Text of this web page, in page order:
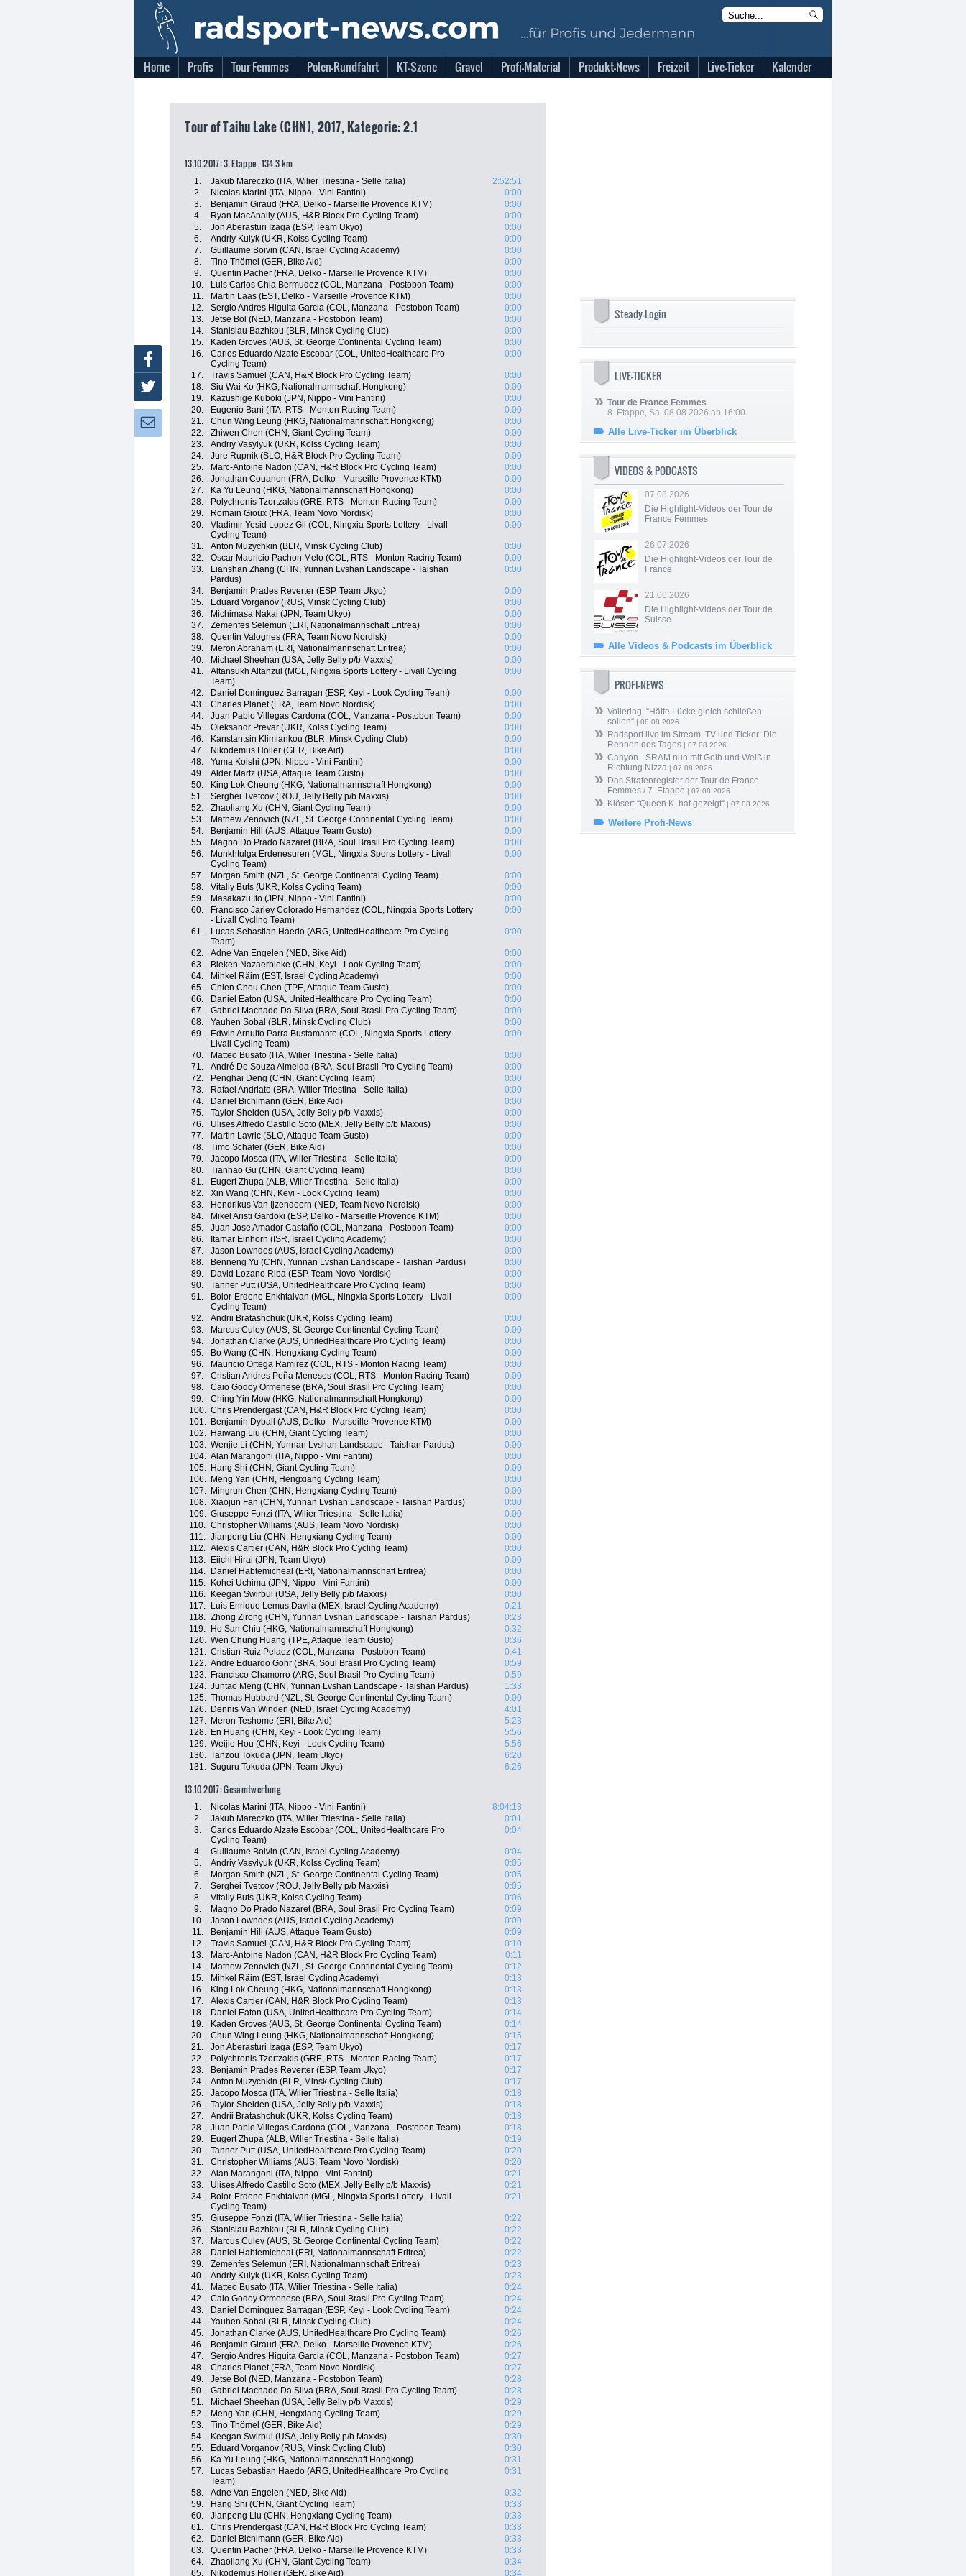
Home Profis Tour Femmes Polen-Rundfahrt KT-Szene Gravel Profi-Material Produkt-News Freizeit Live-Ticker Kalender
Tour of Taihu Lake (CHN), 2017, Kategorie: 2.1
13.10.2017: 3. Etappe , 134.3 km
1. Jakub Mareczko (ITA, Wilier Triestina - Selle Italia)
2:52:51
2.
Nicolas Marini (ITA, Nippo - Vini Fantini)
0:00
3.
Benjamin Giraud (FRA, Delko - Marseille Provence KTM)
0:00
4.
Ryan MacAnally (AUS, H&R Block Pro Cycling Team)
0:00
5.
Jon Aberasturi Izaga (ESP, Team Ukyo)
0:00
6.
Andriy Kulyk (UKR, Kolss Cycling Team)
0:00
7.
Guillaume Boivin (CAN, Israel Cycling Academy)
0:00
8.
Tino Thömel (GER, Bike Aid)
0:00
9.
Quentin Pacher (FRA, Delko - Marseille Provence KTM)
0:00
10.
Luis Carlos Chia Bermudez (COL, Manzana - Postobon Team)
0:00
11.
Martin Laas (EST, Delko - Marseille Provence KTM)
0:00
12.
Sergio Andres Higuita Garcia (COL, Manzana - Postobon Team)
0:00
13.
Jetse Bol (NED, Manzana - Postobon Team)
0:00
14.
Stanislau Bazhkou (BLR, Minsk Cycling Club)
0:00
15.
Kaden Groves (AUS, St. George Continental Cycling Team)
0:00
16.
Carlos Eduardo Alzate Escobar (COL, UnitedHealthcare Pro
Cycling Team)
0:00
17. Travis Samuel (CAN, H&R Block Pro Cycling Team)
0:00
18.
Siu Wai Ko (HKG, Nationalmannschaft Hongkong)
0:00
19.
Kazushige Kuboki (JPN, Nippo - Vini Fantini)
0:00
20.
Eugenio Bani (ITA, RTS - Monton Racing Team)
0:00
21.
Chun Wing Leung (HKG, Nationalmannschaft Hongkong)
0:00
22.
Zhiwen Chen (CHN, Giant Cycling Team)
0:00
23.
Andriy Vasylyuk (UKR, Kolss Cycling Team)
0:00
24.
Jure Rupnik (SLO, H&R Block Pro Cycling Team)
0:00
25.
Marc-Antoine Nadon (CAN, H&R Block Pro Cycling Team)
0:00
26.
Jonathan Couanon (FRA, Delko - Marseille Provence KTM)
0:00
27.
Ka Yu Leung (HKG, Nationalmannschaft Hongkong)
0:00
28.
Polychronis Tzortzakis (GRE, RTS - Monton Racing Team)
0:00
29.
Romain Gioux (FRA, Team Novo Nordisk)
0:00
30.
Vladimir Yesid Lopez Gil (COL, Ningxia Sports Lottery - Livall
Cycling Team)
0:00
31. Anton Muzychkin (BLR, Minsk Cycling Club)
0:00
32.
Oscar Mauricio Pachon Melo (COL, RTS - Monton Racing Team)
0:00
33.
Lianshan Zhang (CHN, Yunnan Lvshan Landscape - Taishan
Pardus)
0:00
34. Benjamin Prades Reverter (ESP, Team Ukyo)
0:00
35.
Eduard Vorganov (RUS, Minsk Cycling Club)
0:00
36.
Michimasa Nakai (JPN, Team Ukyo)
0:00
37.
Zemenfes Selemun (ERI, Nationalmannschaft Eritrea)
0:00
38.
Quentin Valognes (FRA, Team Novo Nordisk)
0:00
39.
Meron Abraham (ERI, Nationalmannschaft Eritrea)
0:00
40.
Michael Sheehan (USA, Jelly Belly p/b Maxxis)
0:00
41.
Altansukh Altanzul (MGL, Ningxia Sports Lottery - Livall Cycling
Team)
0:00
42. Daniel Dominguez Barragan (ESP, Keyi - Look Cycling Team)
0:00
43.
Charles Planet (FRA, Team Novo Nordisk)
0:00
44.
Juan Pablo Villegas Cardona (COL, Manzana - Postobon Team)
0:00
45.
Oleksandr Prevar (UKR, Kolss Cycling Team)
0:00
46.
Kanstantsin Klimiankou (BLR, Minsk Cycling Club)
0:00
47.
Nikodemus Holler (GER, Bike Aid)
0:00
48.
Yuma Koishi (JPN, Nippo - Vini Fantini)
0:00
49.
Alder Martz (USA, Attaque Team Gusto)
0:00
50.
King Lok Cheung (HKG, Nationalmannschaft Hongkong)
0:00
51.
Serghei Tvetcov (ROU, Jelly Belly p/b Maxxis)
0:00
52.
Zhaoliang Xu (CHN, Giant Cycling Team)
0:00
53.
Mathew Zenovich (NZL, St. George Continental Cycling Team)
0:00
54.
Benjamin Hill (AUS, Attaque Team Gusto)
0:00
55.
Magno Do Prado Nazaret (BRA, Soul Brasil Pro Cycling Team)
0:00
56.
Munkhtulga Erdenesuren (MGL, Ningxia Sports Lottery - Livall
Cycling Team)
0:00
57. Morgan Smith (NZL, St. George Continental Cycling Team)
0:00
58.
Vitaliy Buts (UKR, Kolss Cycling Team)
0:00
59.
Masakazu Ito (JPN, Nippo - Vini Fantini)
0:00
60.
Francisco Jarley Colorado Hernandez (COL, Ningxia Sports Lottery
- Livall Cycling Team)
0:00
61.
Lucas Sebastian Haedo (ARG, UnitedHealthcare Pro Cycling
Team)
0:00
62. Adne Van Engelen (NED, Bike Aid)
0:00
63.
Bieken Nazaerbieke (CHN, Keyi - Look Cycling Team)
0:00
64.
Mihkel Räim (EST, Israel Cycling Academy)
0:00
65.
Chien Chou Chen (TPE, Attaque Team Gusto)
0:00
66.
Daniel Eaton (USA, UnitedHealthcare Pro Cycling Team)
0:00
67.
Gabriel Machado Da Silva (BRA, Soul Brasil Pro Cycling Team)
0:00
68.
Yauhen Sobal (BLR, Minsk Cycling Club)
0:00
69.
Edwin Arnulfo Parra Bustamante (COL, Ningxia Sports Lottery -
Livall Cycling Team)
0:00
70. Matteo Busato (ITA, Wilier Triestina - Selle Italia)
0:00
71.
André De Souza Almeida (BRA, Soul Brasil Pro Cycling Team)
0:00
72.
Penghai Deng (CHN, Giant Cycling Team)
0:00
73.
Rafael Andriato (BRA, Wilier Triestina - Selle Italia)
0:00
74.
Daniel Bichlmann (GER, Bike Aid)
0:00
75.
Taylor Shelden (USA, Jelly Belly p/b Maxxis)
0:00
76.
Ulises Alfredo Castillo Soto (MEX, Jelly Belly p/b Maxxis)
0:00
77.
Martin Lavric (SLO, Attaque Team Gusto)
0:00
78.
Timo Schäfer (GER, Bike Aid)
0:00
79.
Jacopo Mosca (ITA, Wilier Triestina - Selle Italia)
0:00
80.
Tianhao Gu (CHN, Giant Cycling Team)
0:00
81.
Eugert Zhupa (ALB, Wilier Triestina - Selle Italia)
0:00
82.
Xin Wang (CHN, Keyi - Look Cycling Team)
0:00
83.
Hendrikus Van Ijzendoorn (NED, Team Novo Nordisk)
0:00
84.
Mikel Aristi Gardoki (ESP, Delko - Marseille Provence KTM)
0:00
85.
Juan Jose Amador Castaño (COL, Manzana - Postobon Team)
0:00
86.
Itamar Einhorn (ISR, Israel Cycling Academy)
0:00
87.
Jason Lowndes (AUS, Israel Cycling Academy)
0:00
88.
Benneng Yu (CHN, Yunnan Lvshan Landscape - Taishan Pardus)
0:00
89.
David Lozano Riba (ESP, Team Novo Nordisk)
0:00
90.
Tanner Putt (USA, UnitedHealthcare Pro Cycling Team)
0:00
91.
Bolor-Erdene Enkhtaivan (MGL, Ningxia Sports Lottery - Livall
Cycling Team)
0:00
92. Andrii Bratashchuk (UKR, Kolss Cycling Team)
0:00
93.
Marcus Culey (AUS, St. George Continental Cycling Team)
0:00
94.
Jonathan Clarke (AUS, UnitedHealthcare Pro Cycling Team)
0:00
95.
Bo Wang (CHN, Hengxiang Cycling Team)
0:00
96.
Mauricio Ortega Ramirez (COL, RTS - Monton Racing Team)
0:00
97.
Cristian Andres Peña Meneses (COL, RTS - Monton Racing Team)
0:00
98.
Caio Godoy Ormenese (BRA, Soul Brasil Pro Cycling Team)
0:00
99.
Ching Yin Mow (HKG, Nationalmannschaft Hongkong)
0:00
100. Chris Prendergast (CAN, H&R Block Pro Cycling Team)
0:00
101.
Benjamin Dyball (AUS, Delko - Marseille Provence KTM)
0:00
102.
Haiwang Liu (CHN, Giant Cycling Team)
0:00
103. Wenjie Li (CHN, Yunnan Lvshan Landscape - Taishan Pardus)
0:00
104. Alan Marangoni (ITA, Nippo - Vini Fantini)
0:00
105.
Hang Shi (CHN, Giant Cycling Team)
0:00
106.
Meng Yan (CHN, Hengxiang Cycling Team)
0:00
107.
Mingrun Chen (CHN, Hengxiang Cycling Team)
0:00
108. Xiaojun Fan (CHN, Yunnan Lvshan Landscape - Taishan Pardus)
0:00
109. Giuseppe Fonzi (ITA, Wilier Triestina - Selle Italia)
0:00
110. Christopher Williams (AUS, Team Novo Nordisk)
0:00
111. Jianpeng Liu (CHN, Hengxiang Cycling Team)
0:00
112. Alexis Cartier (CAN, H&R Block Pro Cycling Team)
0:00
113.
Eiichi Hirai (JPN, Team Ukyo)
0:00
114.
Daniel Habtemicheal (ERI, Nationalmannschaft Eritrea)
0:00
115.
Kohei Uchima (JPN, Nippo - Vini Fantini)
0:00
116.
Keegan Swirbul (USA, Jelly Belly p/b Maxxis)
0:00
117.
Luis Enrique Lemus Davila (MEX, Israel Cycling Academy)
0:21
118. Zhong Zirong (CHN, Yunnan Lvshan Landscape - Taishan Pardus)
0:23
119.
Ho San Chiu (HKG, Nationalmannschaft Hongkong)
0:32
120. Wen Chung Huang (TPE, Attaque Team Gusto)
0:36
121. Cristian Ruiz Pelaez (COL, Manzana - Postobon Team)
0:41
122. Andre Eduardo Gohr (BRA, Soul Brasil Pro Cycling Team)
0:59
123.
Francisco Chamorro (ARG, Soul Brasil Pro Cycling Team)
0:59
124. Juntao Meng (CHN, Yunnan Lvshan Landscape - Taishan Pardus)
1:33
125. Thomas Hubbard (NZL, St. George Continental Cycling Team)
0:00
126.
Dennis Van Winden (NED, Israel Cycling Academy)
4:01
127.
Meron Teshome (ERI, Bike Aid)
5:23
128.
En Huang (CHN, Keyi - Look Cycling Team)
5:56
129. Weijie Hou (CHN, Keyi - Look Cycling Team)
5:56
130. Tanzou Tokuda (JPN, Team Ukyo)
6:20
131. Suguru Tokuda (JPN, Team Ukyo) 6:26
13.10.2017: Gesamtwertung
1. Nicolas Marini (ITA, Nippo - Vini Fantini)
8:04:13
2.
Jakub Mareczko (ITA, Wilier Triestina - Selle Italia)
0:01
3.
Carlos Eduardo Alzate Escobar (COL, UnitedHealthcare Pro
Cycling Team)
0:04
4. Guillaume Boivin (CAN, Israel Cycling Academy)
0:04
5.
Andriy Vasylyuk (UKR, Kolss Cycling Team)
0:05
6.
Morgan Smith (NZL, St. George Continental Cycling Team)
0:05
7.
Serghei Tvetcov (ROU, Jelly Belly p/b Maxxis)
0:05
8.
Vitaliy Buts (UKR, Kolss Cycling Team)
0:06
9.
Magno Do Prado Nazaret (BRA, Soul Brasil Pro Cycling Team)
0:09
10.
Jason Lowndes (AUS, Israel Cycling Academy)
0:09
11.
Benjamin Hill (AUS, Attaque Team Gusto)
0:09
12.
Travis Samuel (CAN, H&R Block Pro Cycling Team)
0:10
13.
Marc-Antoine Nadon (CAN, H&R Block Pro Cycling Team)
0:11
14.
Mathew Zenovich (NZL, St. George Continental Cycling Team)
0:12
15.
Mihkel Räim (EST, Israel Cycling Academy)
0:13
16.
King Lok Cheung (HKG, Nationalmannschaft Hongkong)
0:13
17.
Alexis Cartier (CAN, H&R Block Pro Cycling Team)
0:13
18.
Daniel Eaton (USA, UnitedHealthcare Pro Cycling Team)
0:14
19.
Kaden Groves (AUS, St. George Continental Cycling Team)
0:14
20.
Chun Wing Leung (HKG, Nationalmannschaft Hongkong)
0:15
21.
Jon Aberasturi Izaga (ESP, Team Ukyo)
0:17
22.
Polychronis Tzortzakis (GRE, RTS - Monton Racing Team)
0:17
23.
Benjamin Prades Reverter (ESP, Team Ukyo)
0:17
24.
Anton Muzychkin (BLR, Minsk Cycling Club)
0:17
25.
Jacopo Mosca (ITA, Wilier Triestina - Selle Italia)
0:18
26.
Taylor Shelden (USA, Jelly Belly p/b Maxxis)
0:18
27.
Andrii Bratashchuk (UKR, Kolss Cycling Team)
0:18
28.
Juan Pablo Villegas Cardona (COL, Manzana - Postobon Team)
0:18
29.
Eugert Zhupa (ALB, Wilier Triestina - Selle Italia)
0:19
30.
Tanner Putt (USA, UnitedHealthcare Pro Cycling Team)
0:20
31.
Christopher Williams (AUS, Team Novo Nordisk)
0:20
32.
Alan Marangoni (ITA, Nippo - Vini Fantini)
0:21
33.
Ulises Alfredo Castillo Soto (MEX, Jelly Belly p/b Maxxis)
0:21
34.
Bolor-Erdene Enkhtaivan (MGL, Ningxia Sports Lottery - Livall
Cycling Team)
0:21
35. Giuseppe Fonzi (ITA, Wilier Triestina - Selle Italia)
0:22
36.
Stanislau Bazhkou (BLR, Minsk Cycling Club)
0:22
37.
Marcus Culey (AUS, St. George Continental Cycling Team)
0:22
38.
Daniel Habtemicheal (ERI, Nationalmannschaft Eritrea)
0:22
39.
Zemenfes Selemun (ERI, Nationalmannschaft Eritrea)
0:23
40.
Andriy Kulyk (UKR, Kolss Cycling Team)
0:23
41.
Matteo Busato (ITA, Wilier Triestina - Selle Italia)
0:24
42.
Caio Godoy Ormenese (BRA, Soul Brasil Pro Cycling Team)
0:24
43.
Daniel Dominguez Barragan (ESP, Keyi - Look Cycling Team)
0:24
44.
Yauhen Sobal (BLR, Minsk Cycling Club)
0:24
45.
Jonathan Clarke (AUS, UnitedHealthcare Pro Cycling Team)
0:26
46.
Benjamin Giraud (FRA, Delko - Marseille Provence KTM)
0:26
47.
Sergio Andres Higuita Garcia (COL, Manzana - Postobon Team)
0:27
48.
Charles Planet (FRA, Team Novo Nordisk)
0:27
49.
Jetse Bol (NED, Manzana - Postobon Team)
0:28
50.
Gabriel Machado Da Silva (BRA, Soul Brasil Pro Cycling Team)
0:28
51.
Michael Sheehan (USA, Jelly Belly p/b Maxxis)
0:29
52.
Meng Yan (CHN, Hengxiang Cycling Team)
0:29
53.
Tino Thömel (GER, Bike Aid)
0:29
54.
Keegan Swirbul (USA, Jelly Belly p/b Maxxis)
0:30
55.
Eduard Vorganov (RUS, Minsk Cycling Club)
0:30
56.
Ka Yu Leung (HKG, Nationalmannschaft Hongkong)
0:31
57.
Lucas Sebastian Haedo (ARG, UnitedHealthcare Pro Cycling
Team)
0:31
58. Adne Van Engelen (NED, Bike Aid)
0:32
59.
Hang Shi (CHN, Giant Cycling Team)
0:33
60.
Jianpeng Liu (CHN, Hengxiang Cycling Team)
0:33
61.
Chris Prendergast (CAN, H&R Block Pro Cycling Team)
0:33
62.
Daniel Bichlmann (GER, Bike Aid)
0:33
63.
Quentin Pacher (FRA, Delko - Marseille Provence KTM)
0:33
64.
Zhaoliang Xu (CHN, Giant Cycling Team)
0:34
65.
Nikodemus Holler (GER, Bike Aid) 0:34
Steady-Login
LIVE-TICKER
Tour de France Femmes
8. Etappe, Sa. 08.08.2026 ab 16:00
Alle Live-Ticker im Überblick
VIDEOS & PODCASTS
07.08.2026
Die Highlight-Videos der Tour de
France Femmes
26.07.2026
Die Highlight-Videos der Tour de
France
21.06.2026
Die Highlight-Videos der Tour de
Suisse
Alle Videos & Podcasts im Überblick
PROFI-NEWS
Vollering: “Hätte Lücke gleich schließen
sollen“ | 08.08.2026
Radsport live im Stream, TV und Ticker: Die
Rennen des Tages | 07.08.2026
Canyon - SRAM nun mit Gelb und Weiß in
Richtung Nizza | 07.08.2026
Das Strafenregister der Tour de France
Femmes / 7. Etappe | 07.08.2026
Klöser: “Queen K. hat gezeigt“ | 07.08.2026
Weitere Profi-News
Facebook
Twitter
Newsletter: